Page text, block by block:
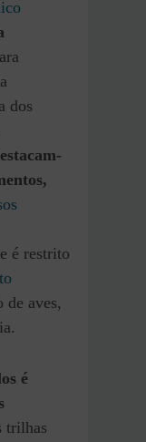
dos
é restrito
de aves,
é
trilhas